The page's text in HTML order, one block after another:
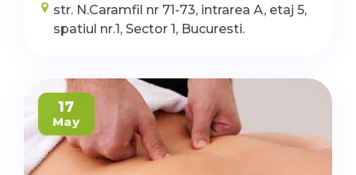
str. N.Caramfil nr 71-73, intrarea A, etaj 5,
spatiul nr.1, Sector 1, Bucuresti.
17
May